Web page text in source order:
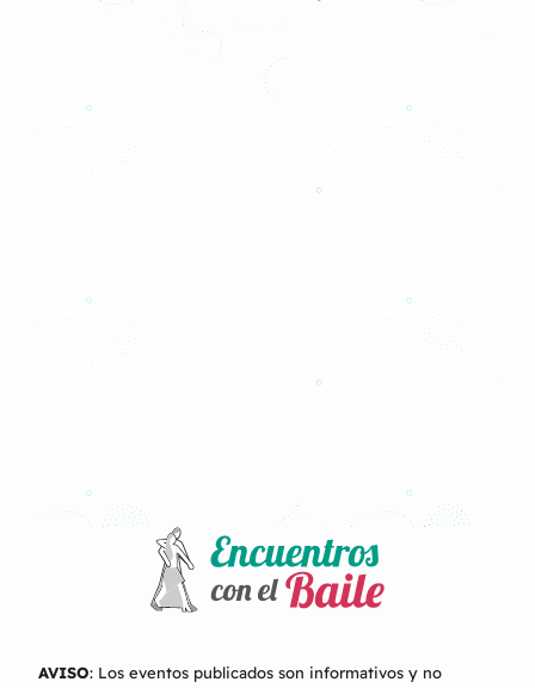
AVISO: Los eventos publicados son informativos y no